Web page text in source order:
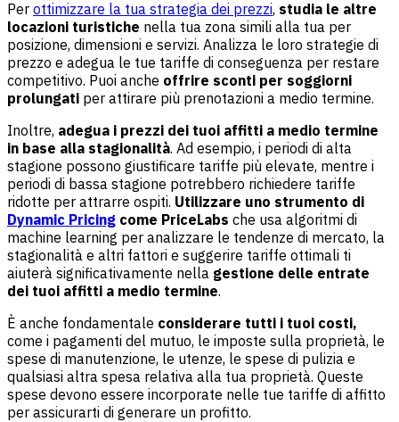
Per ottimizzare la tua strategia dei prezzi, studia le altre
locazioni turistiche nella tua zona simili alla tua per
posizione, dimensioni e servizi. Analizza le loro strategie di
prezzo e adegua le tue tariffe di conseguenza per restare
competitivo. Puoi anche offrire sconti per soggiorni
prolungati per attirare più prenotazioni a medio termine.
Inoltre, adegua i prezzi dei tuoi affitti a medio termine
in base alla stagionalità. Ad esempio, i periodi di alta
stagione possono giustificare tariffe più elevate, mentre i
periodi di bassa stagione potrebbero richiedere tariffe
ridotte per attrarre ospiti. Utilizzare uno strumento di
Dynamic Pricing come PriceLabs che usa algoritmi di
machine learning per analizzare le tendenze di mercato, la
stagionalità e altri fattori e suggerire tariffe ottimali ti
aiuterà significativamente nella gestione delle entrate
dei tuoi affitti a medio termine.
È anche fondamentale considerare tutti i tuoi costi,
come i pagamenti del mutuo, le imposte sulla proprietà, le
spese di manutenzione, le utenze, le spese di pulizia e
qualsiasi altra spesa relativa alla tua proprietà. Queste
spese devono essere incorporate nelle tue tariffe di affitto
per assicurarti di generare un profitto.